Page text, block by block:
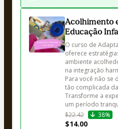
Acolhimento
Educação
O curso de
oferece
ambiente
na integração
Para você não se
tão complicada
Transforme a
um período
$22.42
38%
$14.00